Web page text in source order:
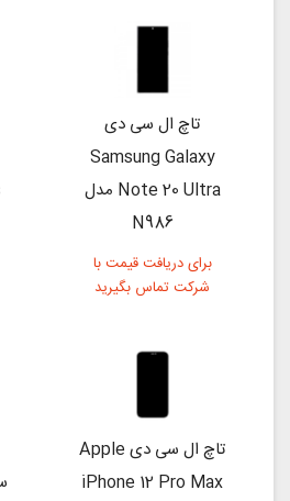
تاچ ال سی دی
Samsung Galaxy
Note 20 Ultra مدل
N986
برای دریافت قیمت با
شرکت تماس بگیرید
تاچ ال سی دی Apple
iPhone 12 Pro Max